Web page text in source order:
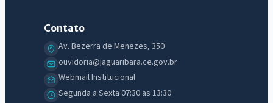
Contato
Av. Bezerra de Menezes, 350
ouvidoria@jaguaribara.ce.gov.br
Webmail Institucional
Segunda a Sexta 07:30 as 13:30
IntGest AI